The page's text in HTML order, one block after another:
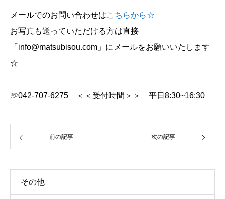
メールでのお問い合わせはこちらから☆
お写真も送っていただける方は直接
「info@matsubisou.com」にメールをお願いいたします
☆
☏042-707-6275 ＜＜受付時間＞＞ 平日8:30~16:30
前の記事 次の記事
その他